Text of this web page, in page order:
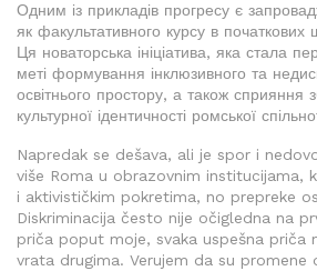
Одним із прикладів прогресу є
як факультативного курсу в початкових
Ця новаторська ініціатива, яка стала
меті формування інклюзивного та
освітнього простору, а також сприяння
культурної ідентичності ромської
Napredak se dešava, ali je spor i
više Roma u obrazovnim institucijama,
i aktivističkim pokretima, no prepreke
Diskriminacija često nije očigledna na
priča poput moje, svaka uspešna priča
vrata drugima. Verujem da su promene